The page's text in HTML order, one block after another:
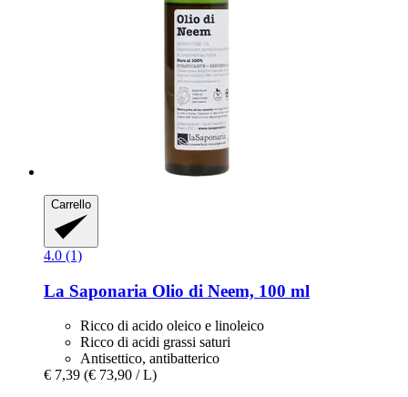
Carrello
4.0 (1)
La Saponaria Olio di Neem, 100 ml
Ricco di acido oleico e linoleico
Ricco di acidi grassi saturi
Antisettico, antibatterico
€ 7,39 (€ 73,90 / L)